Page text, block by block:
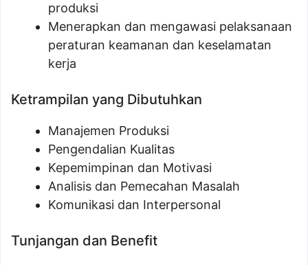
produksi
Menerapkan dan mengawasi pelaksanaan
peraturan keamanan dan keselamatan
kerja
Ketrampilan yang Dibutuhkan
Manajemen Produksi
Pengendalian Kualitas
Kepemimpinan dan Motivasi
Analisis dan Pemecahan Masalah
Komunikasi dan Interpersonal
Tunjangan dan Benefit